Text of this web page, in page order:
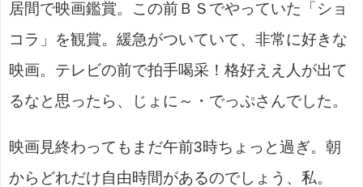
居間で映画鑑賞。この前ＢＳでやっていた「ショ
コラ」を観賞。緩急がついていて、非常に好きな
映画。テレビの前で拍手喝采！格好ええ人が出て
るなと思ったら、じょに～・でっぷさんでした。
映画見終わってもまだ午前3時ちょっと過ぎ。朝
からどれだけ自由時間があるのでしょう、私。